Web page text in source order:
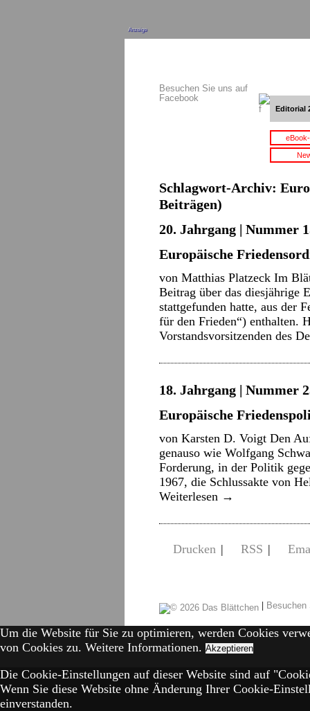
Anzeige
Besuchen Sie uns auf
Facebook
Editorial
Schlagwort-Archiv:
Beiträgen)
20. Jahrgang | Nummer
Europäische
von Matthias Platzeck Im
Beitrag über das diesjährige
stattgefunden hatte, aus der
für den Frieden“) enthalten.
Vorstandsvorsitzenden des
18. Jahrgang | Nummer
Europäische
von Karsten D. Voigt Den
genauso wie Wolfgang
Forderung, in der Politik
1967, die Schlussakte von
Weiterlesen →
Drucken | RSS |
|
Um die Website für Sie zu optimieren, werden Cookies
von Cookies zu. Weitere Informationen. Akzeptieren
Die Cookie-Einstellungen auf dieser Website sind auf
Wenn Sie diese Website ohne Änderung Ihrer Cookie-
einverstanden.